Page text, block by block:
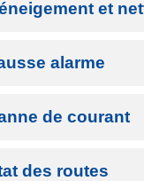
et
alarme
de courant
des routes